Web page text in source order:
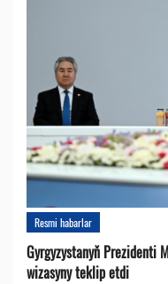
Resmi habarlar
Gyrgyzystanyň Prezidenti
wizasyny teklip etdi